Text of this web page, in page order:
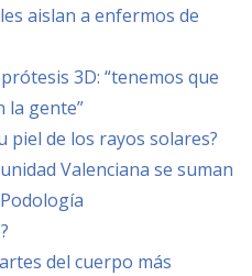
aislan a enfermos de
3D: “tenemos que
la gente”
piel de los rayos solares?
Valenciana se suman
del cuerpo más